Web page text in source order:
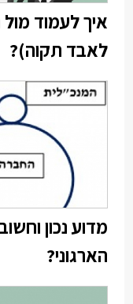
איך לעמוד
לאבד תקוה)?
מדוע נכון
הארגוני?